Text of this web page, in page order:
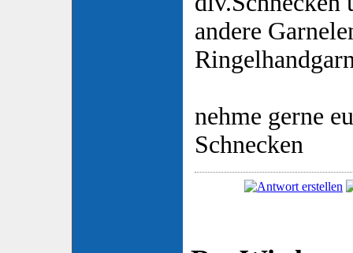
andere
nehme gerne
Schnecken